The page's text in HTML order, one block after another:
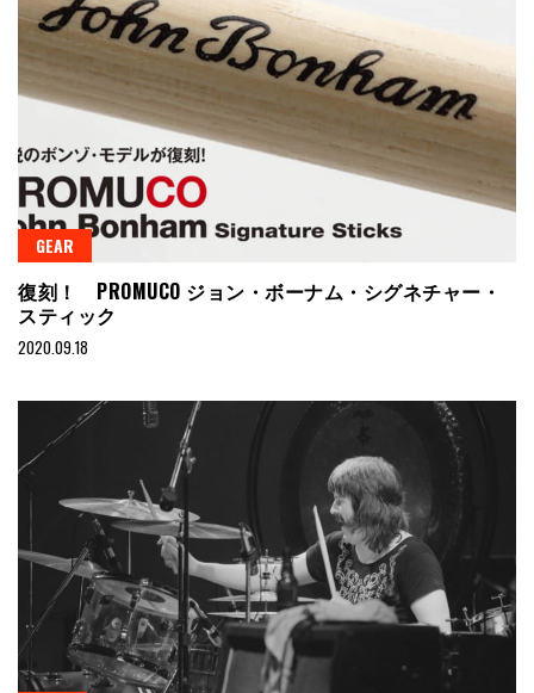
GEAR
復刻！ PROMUCO ジョン・ボーナム・シグネチャー・
スティック
2020.09.18